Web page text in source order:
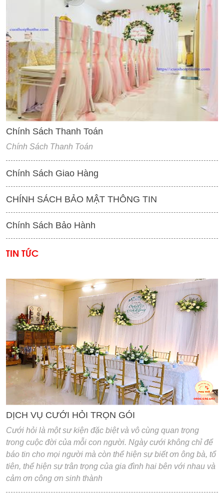
'
Chính Sách Thanh Toán
Chính Sách Thanh Toán
Chính Sách Giao Hàng
CHÍNH SÁCH BẢO MẬT THÔNG TIN
Chính Sách Bảo Hành
TIN TỨC
'
DỊCH VỤ CƯỚI HỎI TRỌN GÓI
Cưới hỏi là một sư kiện đặc biệt và vô cùng quan trọng
trong cuộc đời của mỗi con người. Ngày cưới không chỉ để
báo tin cho mọi người mà còn thể hiện sự biết ơn ông bà, tổ
tiên, thể hiện sự trân trọng của gia đình hai bên với nhau và
cảm ơn công ơn sinh thành